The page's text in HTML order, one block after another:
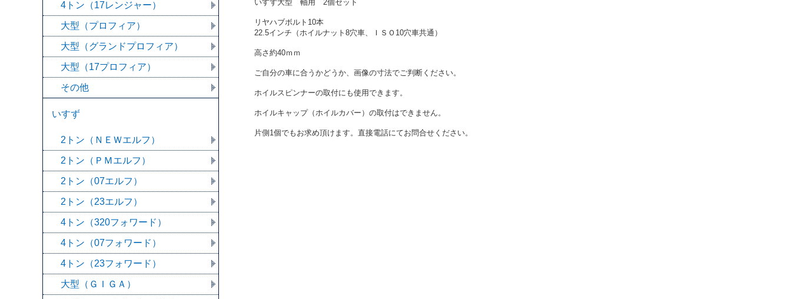
いすず大型 軸用 2個セット
リヤハブボルト10本
22.5インチ（ホイルナット8穴車、ＩＳＯ10穴車共通）
高さ約40ｍｍ
ご自分の車に合うかどうか、画像の寸法でご判断ください。
ホイルスピンナーの取付にも使用できます。
ホイルキャップ（ホイルカバー）の取付はできません。
片側1個でもお求め頂けます。直接電話にてお問合せください。
4トン（17レンジャー）
大型（プロフィア）
大型（グランドプロフィア）
大型（17プロフィア）
その他
いすず
2トン（ＮＥＷエルフ）
2トン（ＰＭエルフ）
2トン（07エルフ）
2トン（23エルフ）
4トン（320フォワード）
4トン（07フォワード）
4トン（23フォワード）
大型（ＧＩＧＡ）